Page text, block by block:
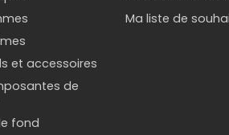
et accessoires
de
fond
Ma liste de